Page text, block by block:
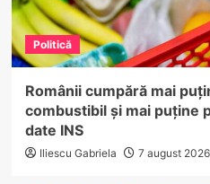
Politică
Românii cumpără mai
combustibil și mai puține
date INS
Iliescu Gabriela 7 august 2026